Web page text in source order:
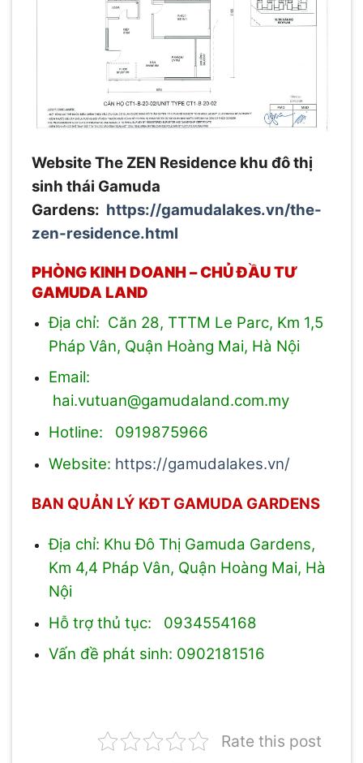
Website The ZEN Residence khu đô thị
sinh thái Gamuda
Gardens: https://gamudalakes.vn/the-
zen-residence.html
PHÒNG KINH DOANH – CHỦ ĐẦU TƯ
GAMUDA LAND
Địa chỉ: Căn 28, TTTM Le Parc, Km 1,5
Pháp Vân, Quận Hoàng Mai, Hà Nội
Email:
hai.vutuan@gamudaland.com.my
Hotline: 0919875966
Website: https://gamudalakes.vn/
BAN QUẢN LÝ KĐT GAMUDA GARDENS
Địa chỉ: Khu Đô Thị Gamuda Gardens,
Km 4,4 Pháp Vân, Quận Hoàng Mai, Hà
Nội
Hỗ trợ thủ tục: 0934554168
Vấn đề phát sinh: 0902181516
Rate this post